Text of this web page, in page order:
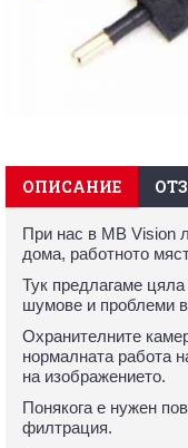
ОПИСАНИЕ
При нас в MB Vision
дома, работното
Тук предлагаме
шумове и проблеми
Охранителните
нормалната работа
на изображението.
Понякога е нужен
филтрация.